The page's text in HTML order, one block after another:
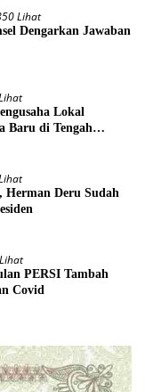
Lihat
Dengarkan Jawaban
Lokal
Baru di Tengah
Herman Deru Sudah
PERSI Tambah
Covid